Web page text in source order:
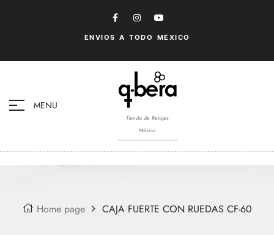
ENVIOS A TODO MÉXICO
MENU
Tienda de Relojes
México
Home page CAJA FUERTE CON RUEDAS CF-60